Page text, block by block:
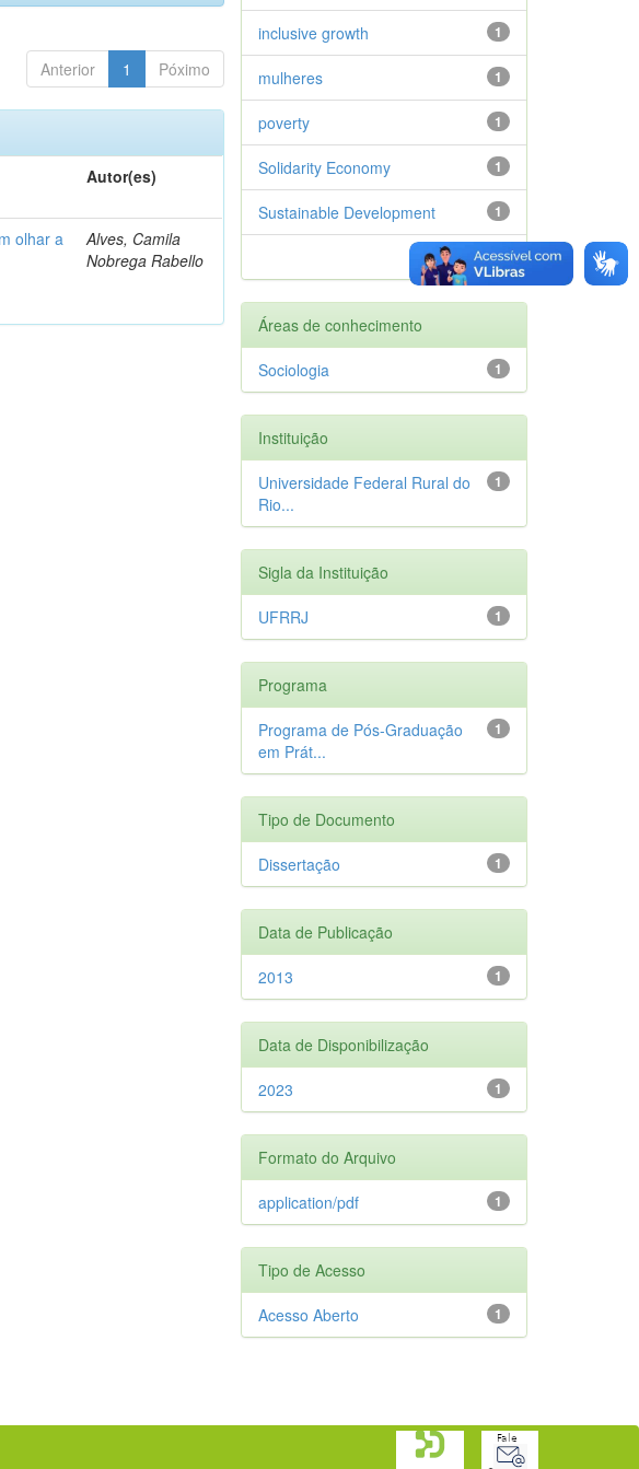
Anterior 1 Póximo
Autor(es)
olhar a
Alves, Camila
Nobrega Rabello
1
inclusive growth
1
mulheres
1
poverty
1
Solidarity Economy
1
Sustainable Development
próximo >
Áreas de conhecimento
1
Sociologia
Instituição
1
Universidade Federal Rural do
Rio...
Sigla da Instituição
1
UFRRJ
Programa
1
Programa de Pós-Graduação
em Prát...
Tipo de Documento
1
Dissertação
Data de Publicação
1
2013
Data de Disponibilização
1
2023
Formato do Arquivo
1
application/pdf
Tipo de Acesso
1
Acesso Aberto